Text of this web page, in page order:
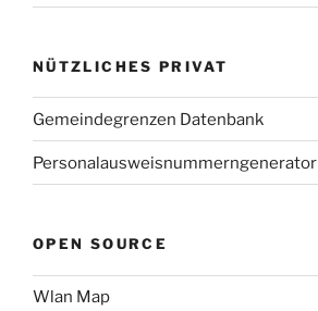
NÜTZLICHES PRIVAT
Gemeindegrenzen Datenbank
Personalausweisnummerngenerator
OPEN SOURCE
Wlan Map